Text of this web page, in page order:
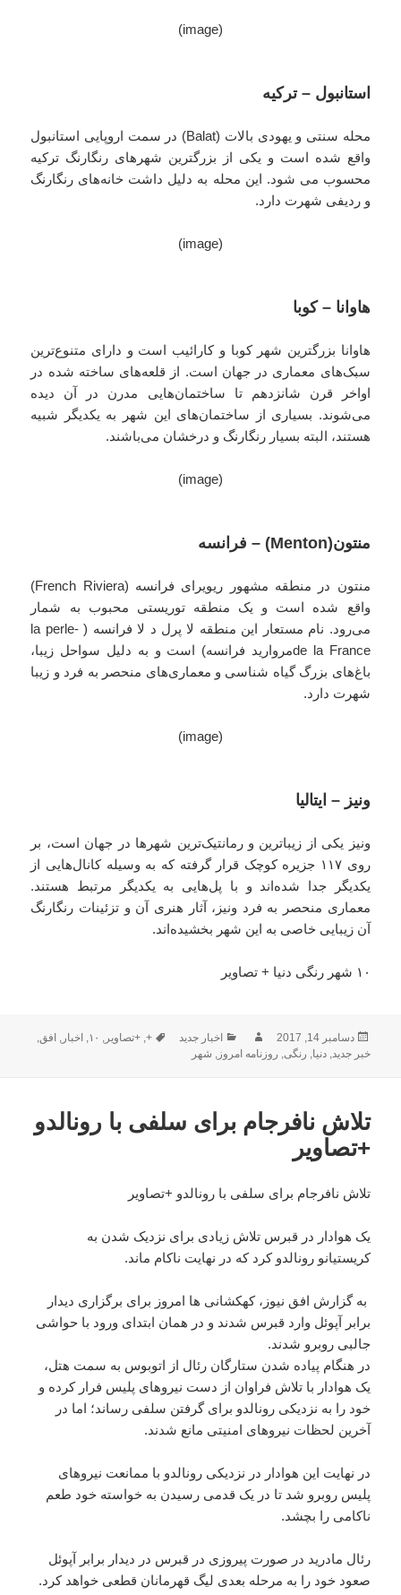
(image)
استانبول – ترکیه
محله سنتی و یهودی بالات (Balat) در سمت اروپایی استانبول
واقع شده است و یکی از بزرگترین شهرهای رنگارنگ ترکیه
محسوب می شود. این محله به دلیل داشت خانه‌های رنگارنگ
و ردیفی شهرت دارد.
(image)
هاوانا – کوبا
هاوانا بزرگترین شهر کوبا و کارائیب است و دارای متنوع‌ترین
سبک‌های معماری در جهان است. از قلعه‌های ساخته شده در
اواخر قرن شانزدهم تا ساختمان‌هایی مدرن در آن دیده
می‌شوند. بسیاری از ساختمان‌های این شهر به یکدیگر شبیه
هستند، البته بسیار رنگارنگ و درخشان می‌باشند.
(image)
منتون(Menton) – فرانسه
منتون در منطقه مشهور ریویرای فرانسه (French Riviera)
واقع شده است و یک منطقه توریستی محبوب به شمار
می‌رود. نام مستعار این منطقه لا پرل د لا فرانسه ( -la perle
de la Franceمروارید فرانسه) است و به دلیل سواحل زیبا،
باغ‌های بزرگ گیاه شناسی و معماری‌های منحصر به فرد و زیبا
شهرت دارد.
(image)
ونیز – ایتالیا
ونیز یکی از زیباترین و رمانتیک‌ترین شهرها در جهان است، بر
روی ۱۱۷ جزیره کوچک قرار گرفته که به وسیله کانال‌هایی از
یکدیگر جدا شده‌اند و با پل‌هایی به یکدیگر مرتبط هستند.
معماری منحصر به فرد ونیز، آثار هنری آن و تزئینات رنگارنگ
آن زیبایی خاصی به این شهر بخشیده‌اند.
۱۰ شهر رنگی دنیا + تصاویر
ارسال
شده
دسامبر 14, 2017 نویسندهدسته‌ها
اخبار جدید برچسب‌ها
+
,+تصاویر, ۱۰, اخبار, افق,
خبر جدید,دنیا, رنگی, روزنامه امروز, شهر
تلاش نافرجام برای سلفی با رونالدو
+تصاویر
تلاش نافرجام برای سلفی با رونالدو +تصاویر
یک هوادار در قبرس تلاش زیادی برای نزدیک شدن به
کریستیانو رونالدو کرد که در نهایت ناکام ماند.
به گزارش افق نیوز، کهکشانی ها امروز برای برگزاری دیدار
برابر آپوئل وارد قبرس شدند و در همان ابتدای ورود با حواشی
جالبی روبرو شدند.
در هنگام پیاده شدن ستارگان رئال از اتوبوس به سمت هتل،
یک هوادار با تلاش فراوان از دست نیروهای پلیس فرار کرده و
خود را به نزدیکی رونالدو برای گرفتن سلفی رساند؛ اما در
آخرین لحظات نیروهای امنیتی مانع شدند.
در نهایت این هوادار در نزدیکی رونالدو با ممانعت نیروهای
پلیس روبرو شد تا در یک قدمی رسیدن به خواسته خود طعم
ناکامی را بچشد.
رئال مادرید در صورت پیروزی در قبرس در دیدار برابر آپوئل
صعود خود را به مرحله بعدی لیگ قهرمانان قطعی خواهد کرد.